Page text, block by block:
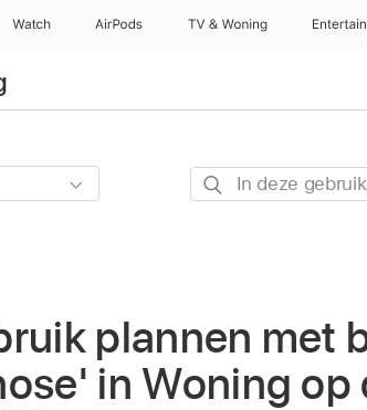
Watch AirPods TV & Woning
In
plannen met
in Woning op